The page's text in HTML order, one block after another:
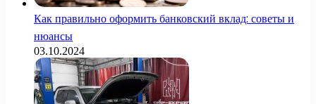
Как правильно оформить банковский вклад: советы и
нюансы
03.10.2024